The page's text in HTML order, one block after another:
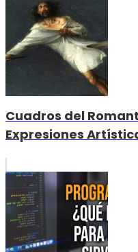
Cuadros del
Expresiones